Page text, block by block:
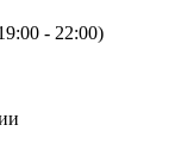
- 22:00)